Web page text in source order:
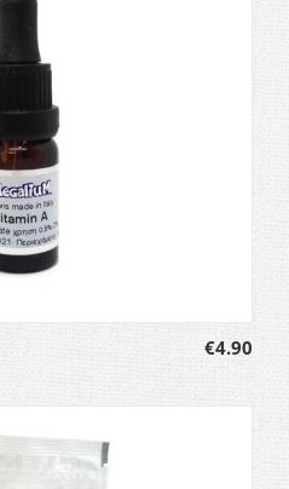
€4.90